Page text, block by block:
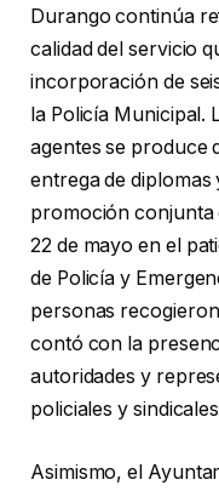
Durango continúa
calidad del servicio
incorporación de
la Policía Municipal.
agentes se produce
entrega de diplomas
promoción conjunta
22 de mayo en el
de Policía y
personas
contó con la
autoridades y
policiales y
Asimismo, el